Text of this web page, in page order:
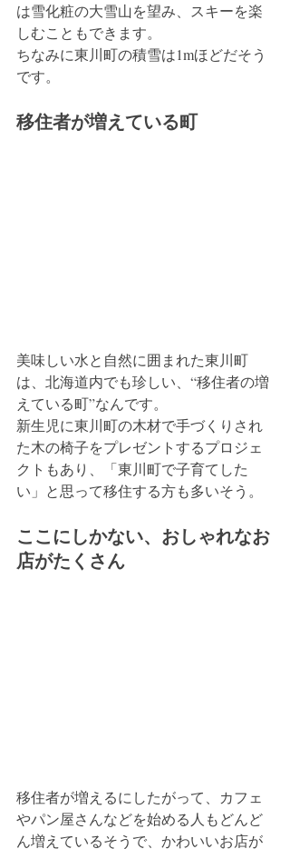
は雪化粧の大雪山を望み、スキーを楽
しむこともできます。
ちなみに東川町の積雪は1mほどだそう
です。
移住者が増えている町
美味しい水と自然に囲まれた東川町
は、北海道内でも珍しい、“移住者の増
えている町”なんです。
新生児に東川町の木材で手づくりされ
た木の椅子をプレゼントするプロジェ
クトもあり、「東川町で子育てした
い」と思って移住する方も多いそう。
ここにしかない、おしゃれなお
店がたくさん
移住者が増えるにしたがって、カフェ
やパン屋さんなどを始める人もどんど
ん増えているそうで、かわいいお店が